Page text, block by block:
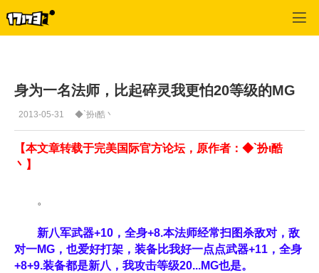
身为一名法师，比起碎灵我更怕20等级的MG
2013-05-31 ◆`扮ι酷丶
【本文章转载于完美国际官方论坛，原作者：◆`扮ι酷
丶】
。
新八军武器+10，全身+8.本法师经常扫图杀敌对，敌
对一MG，也爱好打架，装备比我好一点点武器+11，全身
+8+9.装备都是新八，我攻击等级20...MG也是。